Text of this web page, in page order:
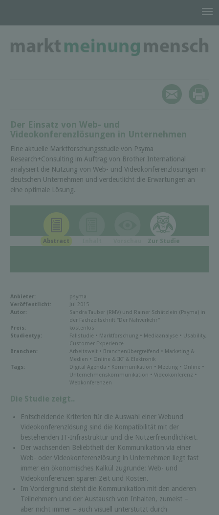
Der Einsatz von Web- und
Videokonferenzlösungen in Unternehmen
Eine aktuelle Marktforschungsstudie von Psyma
Research+Consulting im Auftrag von Brother International
analysiert die Nutzung von Web- und Videokonferenzlösungen in
deutschen Unternehmen und verdeutlicht die Erwartungen an
eine optimale Lösung.
Abstract Zur Studie
Anbieter:
psyma
Veröffentlicht:
Jul 2015
Autor:
Sandra Tauber (RMV) und Rainer Schätzlein (Psyma) in
der Fachzeitschrift "Der Nahverkehr"
Preis:
kostenlos
Studientyp:
Fallstudie • Marktforschung • Mediaanalyse • Usability,
Customer Experience
Branchen:
Arbeitswelt • Branchenübergreifend • Marketing &
Medien • Online & IKT & Elektronik
Tags:
Digital Agenda • Kommunikation • Meeting • Online •
Unternehmenskommunikation • Videokonferenz •
Webkonferenzen
Die Studie zeigt..
Entscheidende Kriterien für die Auswahl einer Webund
Videokonferenzlösung sind die Kompatibilität mit der
bestehenden IT-Infrastruktur und die Nutzerfreundlichkeit.
Der wachsenden Beliebtheit der Kommunikation via einer
Web- oder Videokonferenzlösung in Unternehmen liegt fast
immer ein ökonomisches Kalkül zugrunde: Web- und
Videokonferenzen sparen Zeit und Kosten.
Im Vordergrund steht die Kommunikation mit den anderen
Teilnehmern und der Austausch von Inhalten, zumeist –
aber nicht immer – auch visuell unterstützt durch